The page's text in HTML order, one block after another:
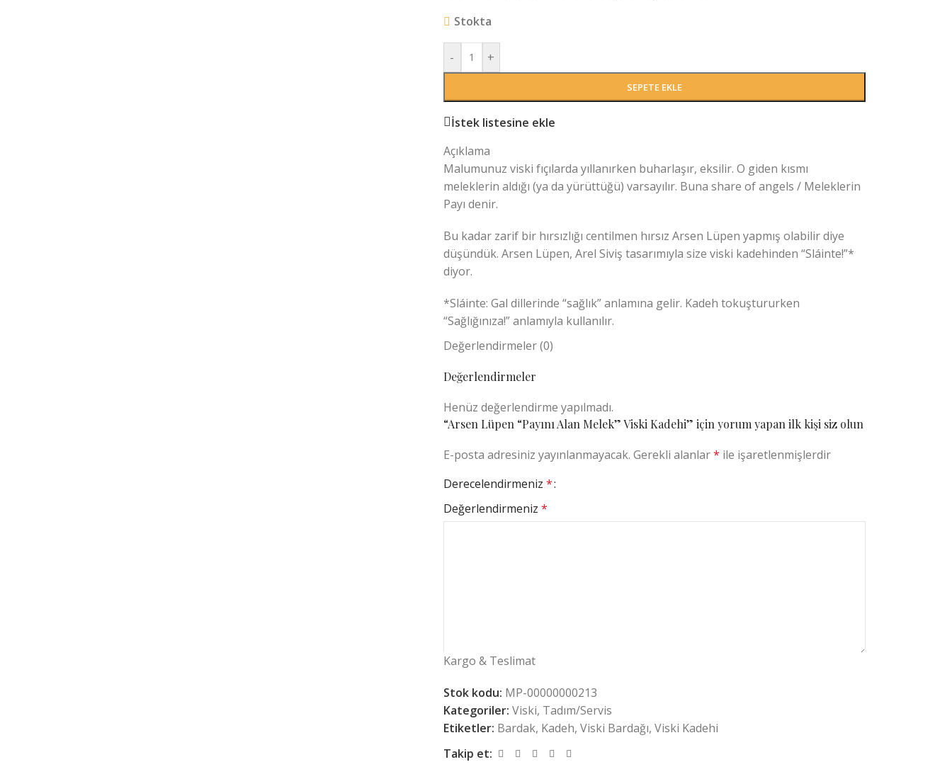
Stokta
- +
SEPETE EKLE
İstek listesine ekle
Açıklama
Malumunuz viski fıçılarda yıllanırken buharlaşır, eksilir. O giden kısmı
meleklerin aldığı (ya da yürüttüğü) varsayılır. Buna share of angels / Meleklerin
Payı denir.
Bu kadar zarif bir hırsızlığı centilmen hırsız Arsen Lüpen yapmış olabilir diye
düşündük. Arsen Lüpen, Arel Siviş tasarımıyla size viski kadehinden “Sláinte!”*
diyor.
*Sláinte: Gal dillerinde “sağlık” anlamına gelir. Kadeh tokuştururken
“Sağlığınıza!” anlamıyla kullanılır.
Tamamıyla el yapımıdır. Yüksek kaliteli kurşunsuz kristal cam kullanılarak
tasarlanmıştır.
Bardakların üzerindeki desenler cam yüzeyine fırınlama yöntemiyle
uygulanmaktadır. Kalıcıdır, bulaşık makinesinde yıkanabilir. Ev kullanımında en
elde yıkamayı tercih ediniz.
Toplu siparişlerinize özel satış koşulları için
info@mepaconsultancy.com
Değerlendirmeler (0)
Değerlendirmeler
Henüz değerlendirme yapılmadı.
“Arsen Lüpen “Payını Alan Melek” Viski Kadehi” için yorum yapan ilk kişi siz olun
E-posta adresiniz yayınlanmayacak. Gerekli alanlar* ile işaretlenmişlerdir
Derecelendirmeniz *
Değerlendirmeniz *
Kargo & Teslimat
Stok kodu: MP-00000000213
Kategoriler: Viski, Tadım/Servis
Etiketler: Bardak, Kadeh, Viski Bardağı, Viski Kadehi
Takip et: